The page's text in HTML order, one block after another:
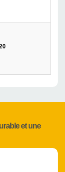
et une